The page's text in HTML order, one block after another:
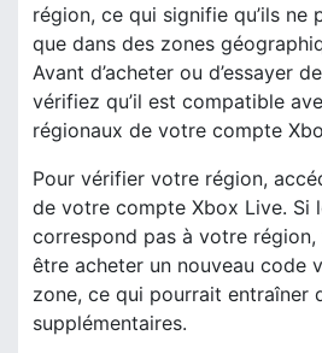
région, ce qui signifie qu’ils ne
que dans des zones
Avant d’acheter ou d’essayer
vérifiez qu’il est compatible
régionaux de votre compte
Pour vérifier votre région,
de votre compte Xbox Live. Si
correspond pas à votre
être acheter un nouveau code
zone, ce qui pourrait entraîner
supplémentaires.